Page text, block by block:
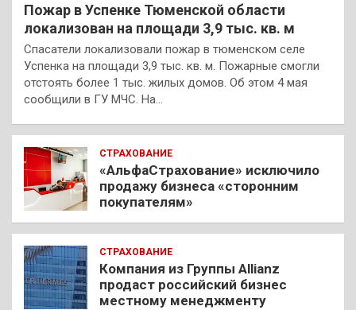
Пожар в Успенке Тюменской области
локализован на площади 3,9 тыс. кв. м
Спасатели локализовали пожар в тюменском селе
Успенка на площади 3,9 тыс. кв. м. Пожарные смогли
отстоять более 1 тыс. жилых домов. Об этом 4 мая
сообщили в ГУ МЧС. На…
СТРАХОВАНИЕ
«АльфаСтрахование» исключило
продажу бизнеса «сторонним
покупателям»
СТРАХОВАНИЕ
Компания из Группы Allianz
продаст российский бизнес
местному менеджменту